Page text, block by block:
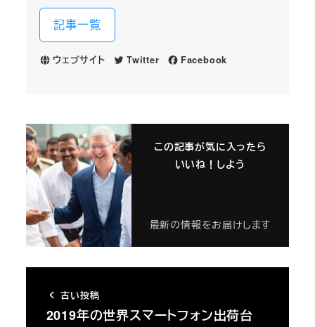
記事一覧
ウェブサイト Twitter Facebook
この記事が気に入ったら
いいね！しよう
最新の情報をお届けします
古い投稿
2019年の世界スマートフォン出荷台